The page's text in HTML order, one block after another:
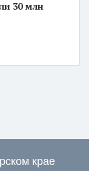
30 млн
крае